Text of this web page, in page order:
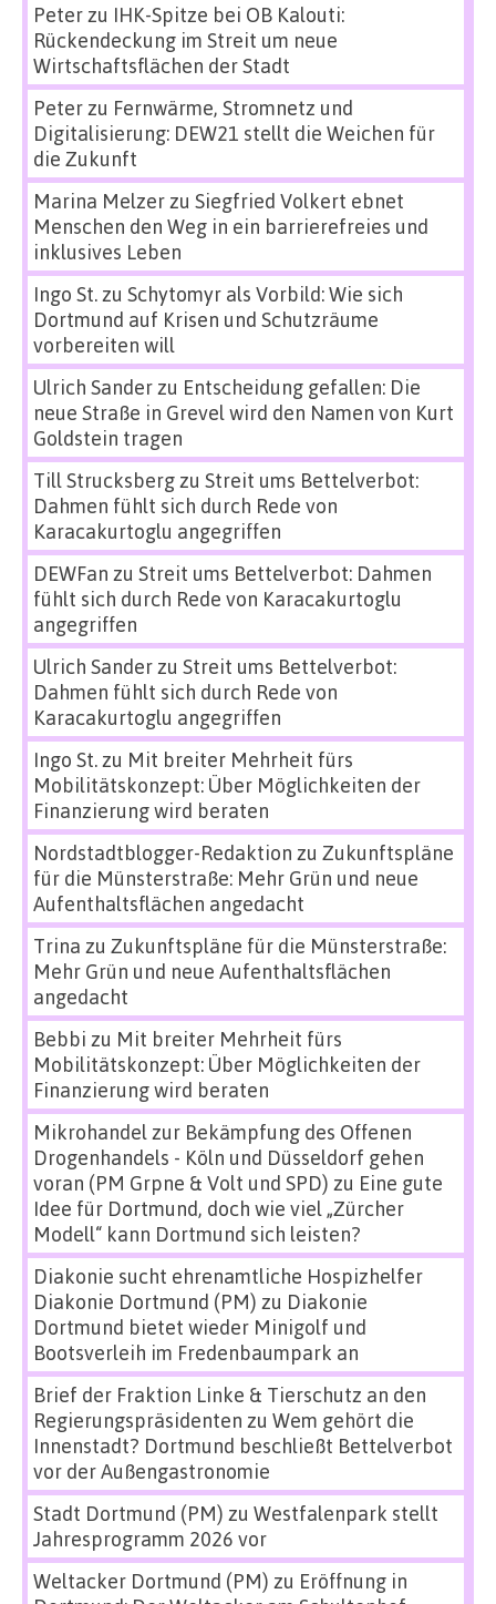
Peterzu IHK-Spitze bei OB Kalouti:
Rückendeckung im Streit um neue
Wirtschaftsflächen der Stadt
Peterzu Fernwärme, Stromnetz und
Digitalisierung: DEW21 stellt die Weichen für
die Zukunft
Marina Melzerzu Siegfried Volkert ebnet
Menschen den Weg in ein barrierefreies und
inklusives Leben
Ingo St.zu Schytomyr als Vorbild: Wie sich
Dortmund auf Krisen und Schutzräume
vorbereiten will
Ulrich Sanderzu Entscheidung gefallen: Die
neue Straße in Grevel wird den Namen von Kurt
Goldstein tragen
Till Strucksbergzu Streit ums Bettelverbot:
Dahmen fühlt sich durch Rede von
Karacakurtoglu angegriffen
DEWFan zu Streit ums Bettelverbot: Dahmen
fühlt sich durch Rede von Karacakurtoglu
angegriffen
Ulrich Sanderzu Streit ums Bettelverbot:
Dahmen fühlt sich durch Rede von
Karacakurtoglu angegriffen
Ingo St.zu Mit breiter Mehrheit fürs
Mobilitätskonzept: Über Möglichkeiten der
Finanzierung wird beraten
Nordstadtblogger-Redaktion zu Zukunftspläne
für die Münsterstraße: Mehr Grün und neue
Aufenthaltsflächen angedacht
Trina zu Zukunftspläne für die Münsterstraße:
Mehr Grün und neue Aufenthaltsflächen
angedacht
Bebbi zu Mit breiter Mehrheit fürs
Mobilitätskonzept: Über Möglichkeiten der
Finanzierung wird beraten
Mikrohandel zur Bekämpfung des Offenen
Drogenhandels - Köln und Düsseldorf gehen
voran (PM Grpne & Volt und SPD) zu Eine gute
Idee für Dortmund, doch wie viel „Zürcher
Modell“ kann Dortmund sich leisten?
Diakonie sucht ehrenamtliche Hospizhelfer
Diakonie Dortmund (PM) zu Diakonie
Dortmund bietet wieder Minigolf und
Bootsverleih im Fredenbaumpark an
Brief der Fraktion Linke & Tierschutz an den
Regierungspräsidenten zu Wem gehört die
Innenstadt? Dortmund beschließt Bettelverbot
vor der Außengastronomie
Stadt Dortmund (PM) zu Westfalenpark stellt
Jahresprogramm 2026 vor
Weltacker Dortmund (PM) zu Eröffnung in